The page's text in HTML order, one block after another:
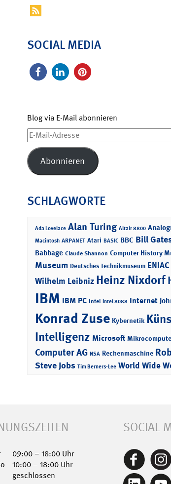
SOCIAL MEDIA
Blog via E-Mail abonnieren
E-
Mail-
Adresse
Abonnieren
SCHLAGWORTE
Ada Lovelace Alan Turing Altair 8800
Macintosh ARPANET Atari BASIC BBC Bill
Babbage Claude Shannon Computer History
Museum Deutsches Technikmuseum ENIAC
Wilhelm Leibniz Heinz Nixdorf
IBM IBM PC Intel Intel 8088 Internet
Konrad Zuse Kybernetik
Intelligenz Microsoft
Computer AG NSA Rechenmaschine
Steve Jobs Tim Berners-Lee World Wide
09:00 – 18:00 Uhr
10:00 – 18:00 Uhr
geschlossen
SOCIAL